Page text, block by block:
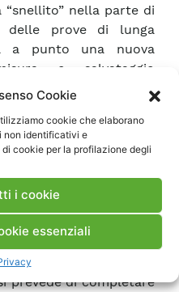
Cookie
cookie che elaborano
non identificativi e
cookie per la profilazione degli
i cookie
essenziali
nella parte di
delle prove di lunga
a punto una nuova
e salvataggio
dai tre sensori. Si è
per l’attivazione del
acquisiti con il
oltre ad un rapido
una sensibilità più
di sperimentazione
in uno scomparto MT
di fenomeni di
prevede di completare